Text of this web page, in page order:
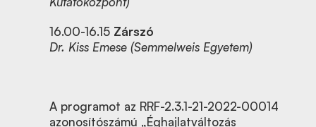
16.00-16.15 Zárszó
Dr. Kiss Emese (Semmelweis Egyetem)
A programot az RRF-2.3.1-21-2022-00014
azonosítószámú „Éghajlatváltozás